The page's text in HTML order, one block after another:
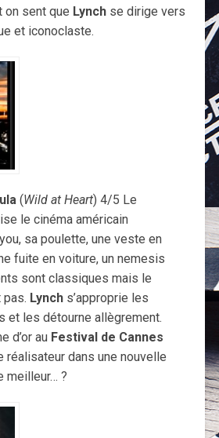
on sent que Lynchse dirige vers
et iconoclaste.
(Wild at Heart) 4/5 Le
le cinéma américain
sa poulette, une veste en
fuite en voiture, un nemesis
sont classiques mais le
pas. Lynchs’approprie les
et les détourne allègrement.
d’or au Festival de Cannes
dans une nouvelle
meilleur… ?